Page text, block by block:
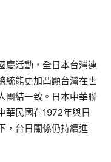
慶活動，全日本台灣連
統能更加凸顯台灣在世
團結一致。日本中華聯
華民國在1972年與日
，台日關係仍持續進